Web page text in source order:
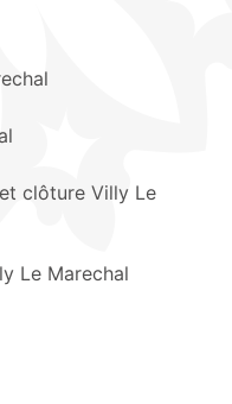
clôture Villy Le
Le Marechal